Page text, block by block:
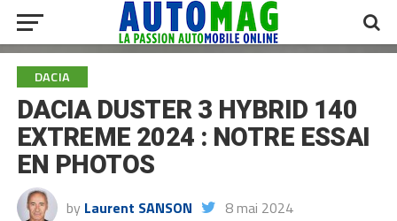
DACIA
DACIA DUSTER 3 HYBRID 140
EXTREME 2024 : NOTRE ESSAI
EN PHOTOS
by Laurent SANSON 8 mai 2024